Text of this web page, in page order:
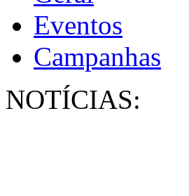
Eventos
Campanhas
NOTÍCIAS: